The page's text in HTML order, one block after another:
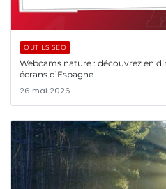
OUTILS SEO
Webcams nature : découvrez en
écrans d’Espagne
26 mai 2026